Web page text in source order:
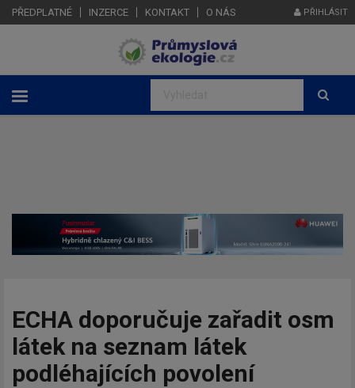
PŘEDPLATNÉ INZERCE KONTAKT O NÁS PŘIHLÁSIT
ECHA doporučuje zařadit osm
látek na seznam látek
podléhajících povolení